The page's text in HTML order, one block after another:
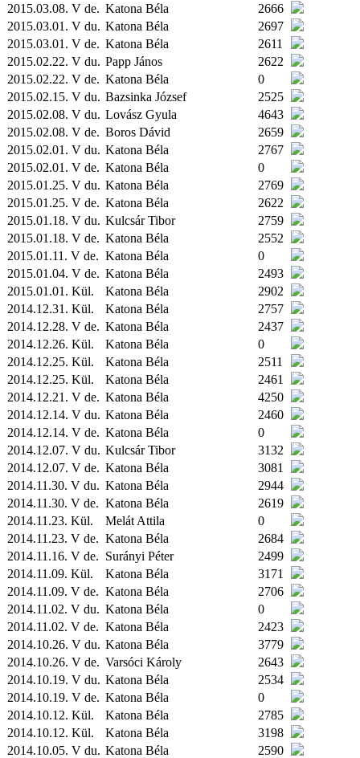
2015.03.08. V de. Katona Béla
2666
2015.03.01. V du. Katona Béla
2697
2015.03.01. V de. Katona Béla
2611
2015.02.22. V du. Papp János
2622
2015.02.22. V de. Katona Béla
0
2015.02.15. V du. Bazsinka József
2525
2015.02.08. V du. Lovász Gyula
4643
2015.02.08. V de. Boros Dávid
2659
2015.02.01. V du. Katona Béla
2767
2015.02.01. V de. Katona Béla
0
2015.01.25. V du. Katona Béla
2769
2015.01.25. V de. Katona Béla
2622
2015.01.18. V du. Kulcsár Tibor
2759
2015.01.18. V de. Katona Béla
2552
2015.01.11. V de. Katona Béla
0
2015.01.04. V de. Katona Béla
2493
2015.01.01. Kül. Katona Béla
2902
2014.12.31. Kül. Katona Béla
2757
2014.12.28. V de. Katona Béla
2437
2014.12.26. Kül. Katona Béla
0
2014.12.25. Kül. Katona Béla
2511
2014.12.25. Kül. Katona Béla
2461
2014.12.21. V de. Katona Béla
4250
2014.12.14. V du. Katona Béla
2460
2014.12.14. V de. Katona Béla
0
2014.12.07. V du. Kulcsár Tibor
3132
2014.12.07. V de. Katona Béla
3081
2014.11.30. V du. Katona Béla
2944
2014.11.30. V de. Katona Béla
2619
2014.11.23. Kül. Melát Attila
0
2014.11.23. V de. Katona Béla
2684
2014.11.16. V de. Surányi Péter
2499
2014.11.09. Kül. Katona Béla
3171
2014.11.09. V de. Katona Béla
2706
2014.11.02. V du. Katona Béla
0
2014.11.02. V de. Katona Béla
2423
2014.10.26. V du. Katona Béla
3779
2014.10.26. V de. Varsóci Károly
2643
2014.10.19. V du. Katona Béla
2534
2014.10.19. V de. Katona Béla
0
2014.10.12. Kül. Katona Béla
2785
2014.10.12. Kül. Katona Béla
3198
2014.10.05. V du. Katona Béla
2590